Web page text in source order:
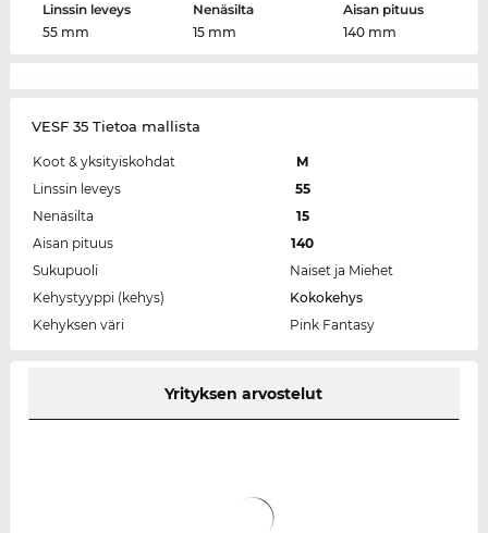
Linssin leveys
55 mm
Nenäsilta
15 mm
Aisan pituus
140 mm
VESF 35 Tietoa mallista
Koot & yksityiskohdat
M
Linssin leveys
55
Nenäsilta
15
Aisan pituus
140
Sukupuoli
Naiset ja Miehet
Kehystyyppi (kehys)
Kokokehys
Kehyksen väri
Pink Fantasy
Yrityksen arvostelut